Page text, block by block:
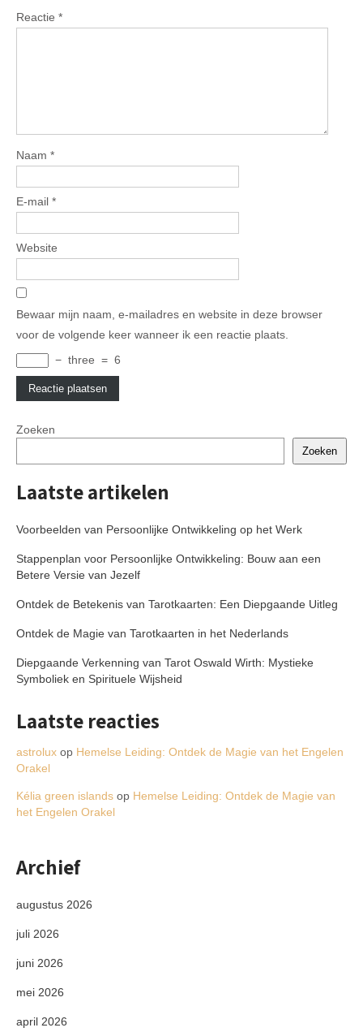
Reactie *
Naam *
E-mail *
Website
Bewaar mijn naam, e-mailadres en website in deze browser
voor de volgende keer wanneer ik een reactie plaats.
− three = 6
Zoeken
Zoeken
Laatste artikelen
Voorbeelden van Persoonlijke Ontwikkeling op het Werk
Stappenplan voor Persoonlijke Ontwikkeling: Bouw aan een
Betere Versie van Jezelf
Ontdek de Betekenis van Tarotkaarten: Een Diepgaande Uitleg
Ontdek de Magie van Tarotkaarten in het Nederlands
Diepgaande Verkenning van Tarot Oswald Wirth: Mystieke
Symboliek en Spirituele Wijsheid
Laatste reacties
astrolux op Hemelse Leiding: Ontdek de Magie van het Engelen
Orakel
Kélia green islands op Hemelse Leiding: Ontdek de Magie van
het Engelen Orakel
Archief
augustus 2026
juli 2026
juni 2026
mei 2026
april 2026